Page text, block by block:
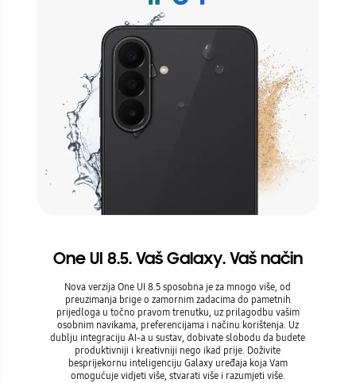
One UI 8.5. Vaš Galaxy. Vaš način
Nova verzija One UI 8.5 sposobna je za mnogo više, od
preuzimanja brige o zamornim zadacima do pametnih
prijedloga u točno pravom trenutku, uz prilagodbu vašim
osobnim navikama, preferencijama i načinu korištenja. Uz
dublju integraciju AI-a u sustav, dobivate slobodu da budete
produktivniji i kreativniji nego ikad prije. Doživite
besprijekornu inteligenciju Galaxy uređaja koja Vam
omogućuje vidjeti više, stvarati više i razumjeti više.